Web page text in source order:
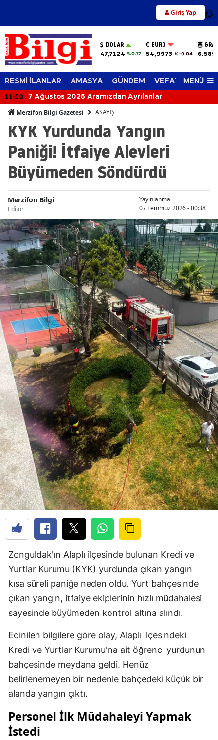
Giriş Yap 12
DOLAR
47,7124 %0.17
EURO
54,9973 %-0.04
RESMİ İLANLAR AMASYA GÜNDEM VEFAT EDENLER
MENÜ
11:00 7 Ağustos 2026 Aramızdan Ayrılanlar
Merzifon Bilgi Gazetesi ASAYİŞ
KYK Yurdunda Yangın
Paniği! İtfaiye Alevleri
Büyümeden Söndürdü
Merzifon Bilgi
Editör
Yayınlanma
07 Temmuz 2026 - 00:38
Zonguldak'ın Alaplı ilçesinde bulunan Kredi ve
Yurtlar Kurumu (KYK) yurdunda çıkan yangın
kısa süreli paniğe neden oldu. Yurt bahçesinde
çıkan yangın, itfaiye ekiplerinin hızlı müdahalesi
sayesinde büyümeden kontrol altına alındı.
Edinilen bilgilere göre olay, Alaplı ilçesindeki
Kredi ve Yurtlar Kurumu'na ait öğrenci yurdunun
bahçesinde meydana geldi. Henüz
belirlenemeyen bir nedenle bahçedeki küçük bir
alanda yangın çıktı.
Personel İlk Müdahaleyi Yapmak
İstedi